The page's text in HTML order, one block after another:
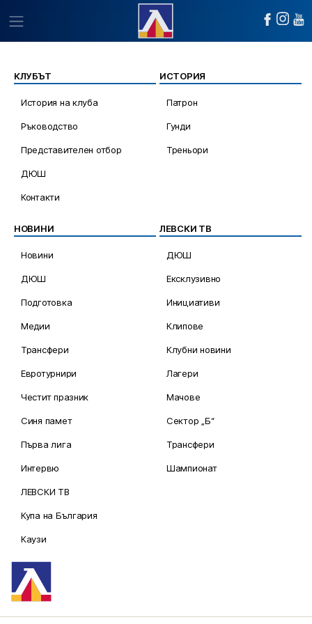
КЛУБЪТ
История на клуба
Ръководство
Представителен отбор
ДЮШ
Контакти
ИСТОРИЯ
Патрон
Гунди
Треньори
НОВИНИ
Новини
ДЮШ
Подготовка
Медии
Трансфери
Евротурнири
Честит празник
Синя памет
Първа лига
Интервю
ЛЕВСКИ ТВ
Купа на България
Каузи
ЛЕВСКИ ТВ
ДЮШ
Ексклузивно
Инициативи
Клипове
Клубни новини
Лагери
Мачове
Сектор „Б“
Трансфери
Шампионат